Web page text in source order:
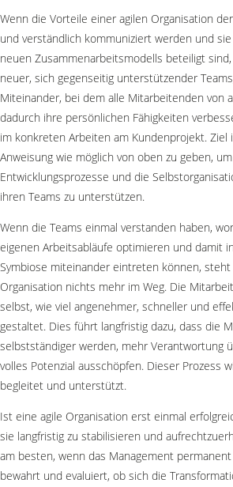
Wenn die Vorteile einer agilen Organisation
und verständlich kommuniziert werden und
neuen Zusammenarbeitsmodells beteiligt
neuer, sich gegenseitig unterstützender
Miteinander, bei dem alle Mitarbeitenden von
dadurch ihre persönlichen Fähigkeiten
im konkreten Arbeiten am Kundenprojekt. Ziel
Anweisung wie möglich von oben zu geben,
Entwicklungsprozesse und die
ihren Teams zu unterstützen.
Wenn die Teams einmal verstanden haben,
eigenen Arbeitsabläufe optimieren und damit
Symbiose miteinander eintreten können, steht
Organisation nichts mehr im Weg. Die
selbst, wie viel angenehmer, schneller und
gestaltet. Dies führt langfristig dazu, dass die
selbstständiger werden, mehr Verantwortung
volles Potenzial ausschöpfen. Dieser Prozess
begleitet und unterstützt.
Ist eine agile Organisation erst einmal
sie langfristig zu stabilisieren und
am besten, wenn das Management
bewahrt und evaluiert, ob sich die